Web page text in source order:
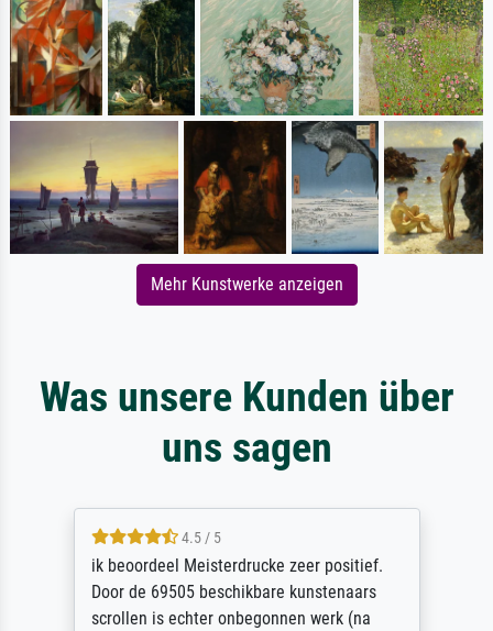
Mehr Kunstwerke anzeigen
Was unsere Kunden über
uns sagen
4.5 / 5
ik beoordeel Meisterdrucke zeer positief.
Door de 69505 beschikbare kunstenaars
scrollen is echter onbegonnen werk (na